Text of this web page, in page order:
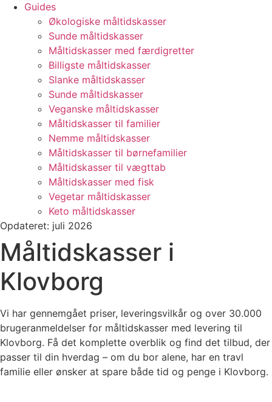
Guides
Økologiske måltidskasser
Sunde måltidskasser
Måltidskasser med færdigretter
Billigste måltidskasser
Slanke måltidskasser
Sunde måltidskasser
Veganske måltidskasser
Måltidskasser til familier
Nemme måltidskasser
Måltidskasser til børnefamilier
Måltidskasser til vægttab
Måltidskasser med fisk
Vegetar måltidskasser
Keto måltidskasser
Opdateret: juli 2026
Måltidskasser i
Klovborg
Vi har gennemgået priser, leveringsvilkår og over 30.000
brugeranmeldelser for måltidskasser med levering til
Klovborg. Få det komplette overblik og find det tilbud, der
passer til din hverdag – om du bor alene, har en travl
familie eller ønsker at spare både tid og penge i Klovborg.